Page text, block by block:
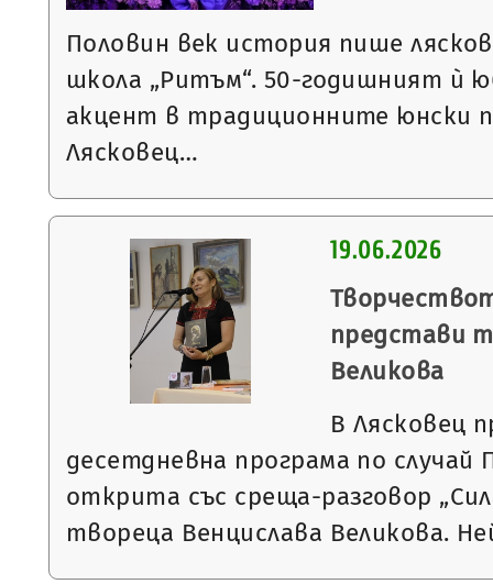
Половин век история пише
школа „Ритъм“. 50-годишният ѝ
акцент в традиционните юнски
Лясковец…
19.06.2026
представи
Великова
В Лясковец
десетдневна програма по
открита със среща-разговор
твореца Венцислава Великова.